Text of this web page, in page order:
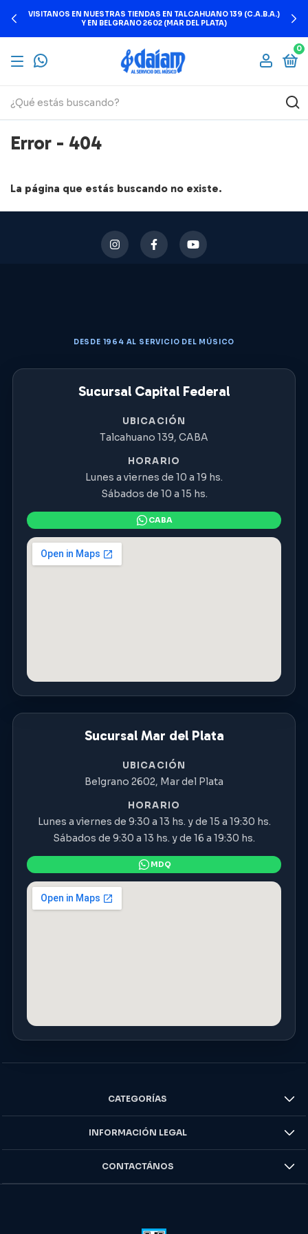
VISITANOS EN NUESTRAS TIENDAS EN TALCAHUANO 139 (C.A.B.A.)
Y EN BELGRANO 2602 (MAR DEL PLATA)
0
Error - 404
La página que estás buscando no existe.
DESDE 1964 AL SERVICIO DEL MÚSICO
Sucursal Capital Federal
UBICACIÓN
Talcahuano 139, CABA
HORARIO
Lunes a viernes de 10 a 19 hs.
Sábados de 10 a 15 hs.
Sucursal Mar del Plata
UBICACIÓN
Belgrano 2602, Mar del Plata
HORARIO
Lunes a viernes de 9:30 a 13 hs. y de 15 a 19:30 hs.
Sábados de 9:30 a 13 hs. y de 16 a 19:30 hs.
CATEGORÍAS
INFORMACIÓN LEGAL
CONTACTÁNOS